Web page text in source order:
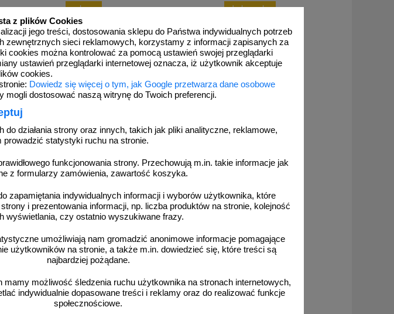
z plików Cookies
jego treści, dostosowania sklepu do Państwa indywidualnych potrzeb
sieci reklamowych, korzystamy z informacji zapisanych za
cookies można kontrolować za pomocą ustawień swojej przeglądarki
ustawień przeglądarki internetowej oznacza, iż użytkownik akceptuje
cookies.
Dowiedz się więcej o tym, jak Google przetwarza dane osobowe
dostosować naszą witrynę do Twoich preferencji.
działania strony oraz innych, takich jak pliki analityczne, reklamowe,
prowadzić statystyki ruchu na stronie.
funkcjonowania strony. Przechowują m.in. takie informacje jak
z formularzy zamówienia, zawartość koszyka.
zapamiętania indywidualnych informacji i wyborów użytkownika, które
strony i prezentowania informacji, np. liczba produktów na stronie, kolejność
wyświetlania, czy ostatnio wyszukiwane frazy.
umożliwiają nam gromadzić anonimowe informacje pomagające
użytkowników na stronie, a także m.in. dowiedzieć się, które treści są
najbardziej pożądane.
mamy możliwość śledzenia ruchu użytkownika na stronach internetowych,
indywidualnie dopasowane treści i reklamy oraz do realizować funkcje
społecznościowe.
zobacz do koszyka
U-12c czerwony
cm, na stopie, elastyczny, uchylny, czerwony
zobacz